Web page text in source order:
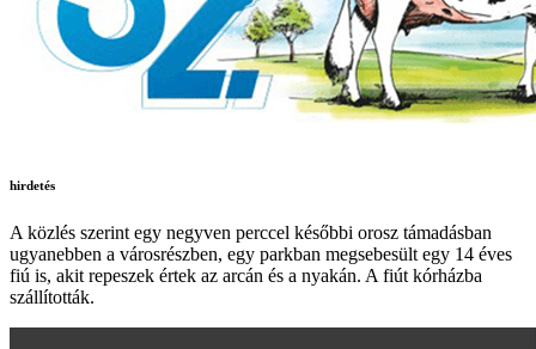
hirdetés
A közlés szerint egy negyven perccel későbbi orosz támadásban
ugyanebben a városrészben, egy parkban megsebesült egy 14 éves
fiú is, akit repeszek értek az arcán és a nyakán. A fiút kórházba
szállították.